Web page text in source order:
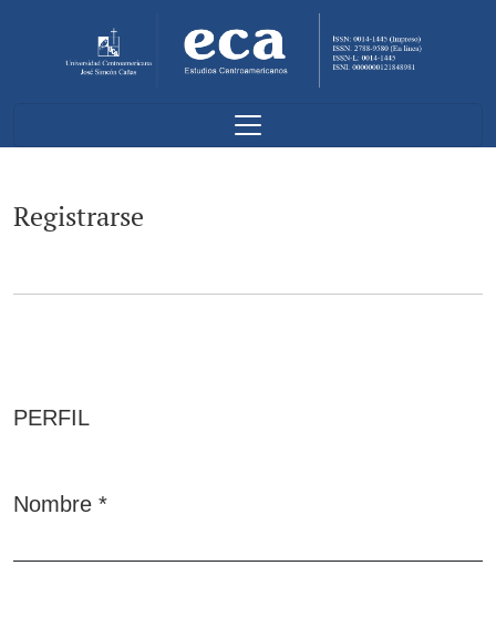
Registrarse
PERFIL
Nombre *